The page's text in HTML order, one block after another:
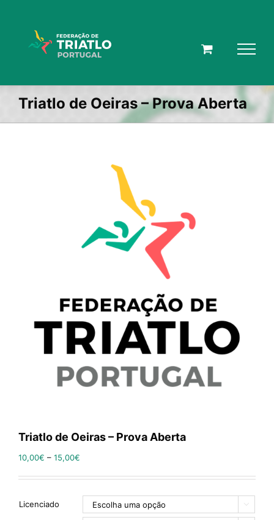
Triatlo de Oeiras – Prova Aberta
Triatlo de Oeiras – Prova Aberta
10,00€ – 15,00€
Licenciado 